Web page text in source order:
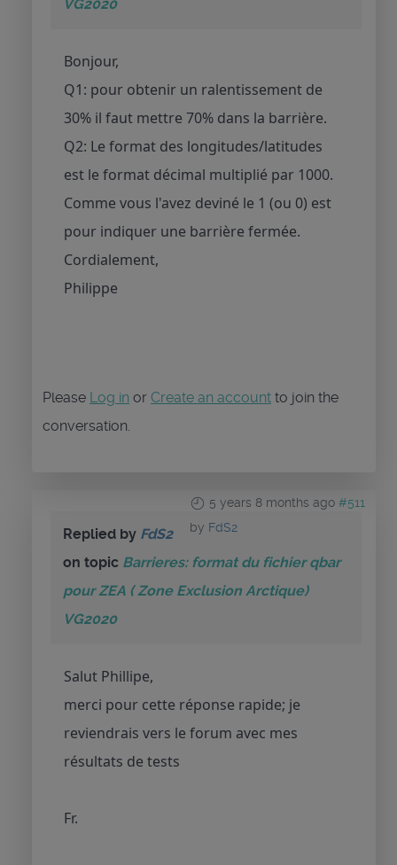
VG2020
Bonjour,
Q1: pour obtenir un ralentissement de
30% il faut mettre 70% dans la barrière.
Q2: Le format des longitudes/latitudes
est le format décimal multiplié par 1000.
Comme vous l'avez deviné le 1 (ou 0) est
pour indiquer une barrière fermée.
Cordialement,
Philippe
Please Log in or Create an account to join the
conversation.
5 years 8 months ago #511
by FdS2
Replied by FdS2
on topic Barrieres: format du fichier qbar
pour ZEA ( Zone Exclusion Arctique)
VG2020
Salut Phillipe,
merci pour cette réponse rapide; je
reviendrais vers le forum avec mes
résultats de tests
Fr.